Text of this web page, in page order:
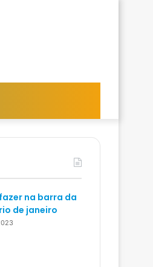
na barra da
de janeiro